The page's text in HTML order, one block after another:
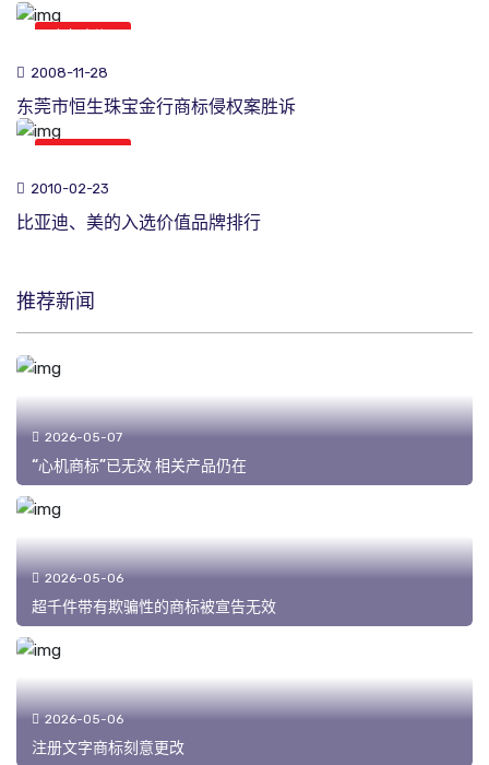
2008-11-28
东莞市恒生珠宝金行商标侵权案胜诉
2010-02-23
比亚迪、美的入选价值品牌排行
推荐新闻
2026-05-07
“心机商标”已无效 相关产品仍在
2026-05-06
超千件带有欺骗性的商标被宣告无效
2026-05-06
注册文字商标刻意更改